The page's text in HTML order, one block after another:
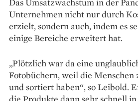
Unternehmen nicht nur durch
erzielt, sondern auch, indem es
einige Bereiche erweitert hat.
„Plötzlich war da eine
Fotobüchern, weil die Menschen
und sortiert haben“, so Leibold.
die Produkte dann sehr schnell